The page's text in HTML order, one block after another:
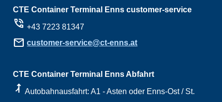
CTE Container Terminal Enns customer-service
phone_in_talk +43 7223 81347
mail customer-service@ct-enns.at
CTE Container Terminal Enns Abfahrt
ramp_right Autobahnausfahrt: A1 - Asten oder Enns-Ost / St.